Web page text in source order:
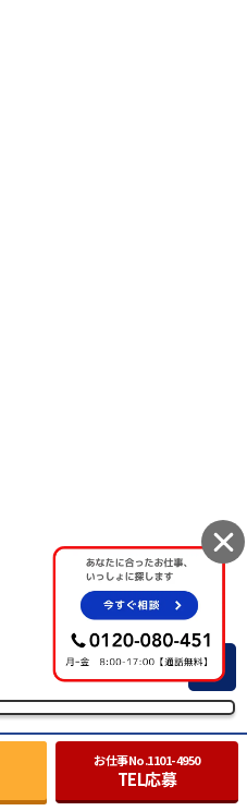
お仕事No.1101-4950
TEL応募
TOP